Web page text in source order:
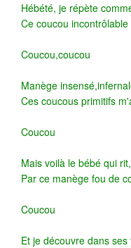
Hébété, je répète
Ce coucou
Coucou,coucou
Manège
Ces coucous primitifs
Coucou
Mais voilà le bébé qui
Par ce manège fou de
Coucou
Et je découvre dans